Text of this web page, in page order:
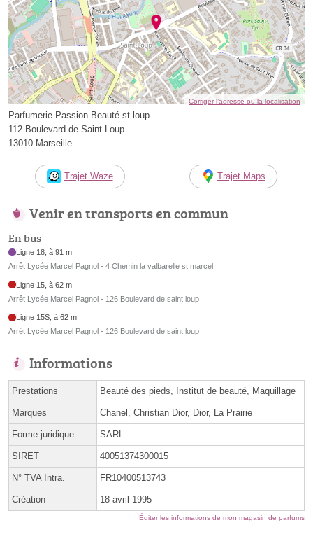
Corriger l’adresse ou la localisation
Parfumerie Passion Beauté st loup
112 Boulevard de Saint-Loup
13010 Marseille
Trajet Waze Trajet Maps
Venir en transports en commun
En bus
Ligne 18, à 91 m
Arrêt Lycée Marcel Pagnol - 4 Chemin la valbarelle st marcel
Ligne 15, à 62 m
Arrêt Lycée Marcel Pagnol - 126 Boulevard de saint loup
Ligne 15S, à 62 m
Arrêt Lycée Marcel Pagnol - 126 Boulevard de saint loup
Informations
Prestations Beauté des pieds, Institut de beauté, Maquillage
Marques Chanel, Christian Dior, Dior, La Prairie
Forme juridique SARL
SIRET 40051374300015
N° TVA Intra. FR10400513743
Création 18 avril 1995
Éditer les informations de mon magasin de parfums